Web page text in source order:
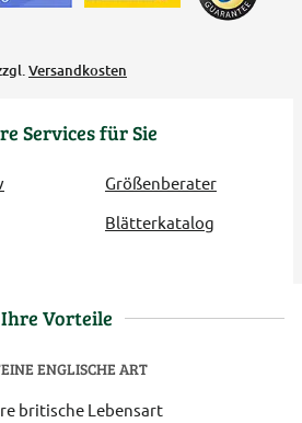
Services für Sie
Größenberater
Blätterkatalog
Versandkosten
Ihre Vorteile
ENGLISCHE ART
britische Lebensart